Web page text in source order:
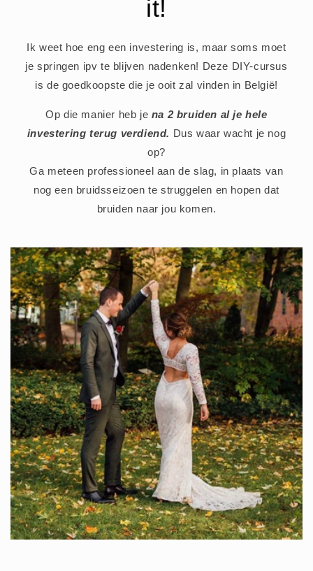
it!
Ik weet hoe eng een investering is, maar soms moet
je springen ipv te blijven nadenken! Deze DIY-cursus
is de goedkoopste die je ooit zal vinden in België!
Op die manier heb je na 2 bruiden al je hele
investering terug verdiend. Dus waar wacht je nog
op?
Ga meteen professioneel aan de slag, in plaats van
nog een bruidsseizoen te struggelen en hopen dat
bruiden naar jou komen.